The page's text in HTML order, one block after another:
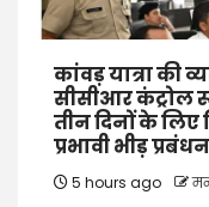
कांवड़ यात्रा की
सीसीआर कंट्रोल
तीन दिनों के
प्रभावी भीड़
5 hours ago